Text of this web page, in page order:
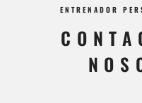
ENTRENADOR